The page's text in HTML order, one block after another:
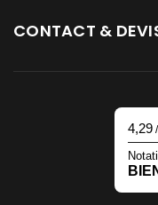
CONTACT &
4,29